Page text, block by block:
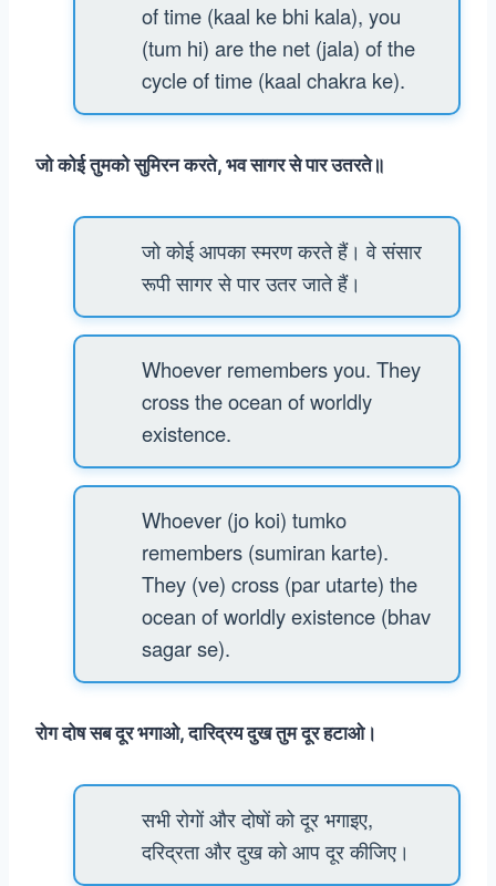
of time (kaal ke bhi kala), you
(tum hi) are the net (jala) of the
cycle of time (kaal chakra ke).
जो कोई तुमको सुमिरन करते, भव सागर से पार उतरते॥
जो कोई आपका स्मरण करते हैं। वे संसार
रूपी सागर से पार उतर जाते हैं।
Whoever remembers you. They
cross the ocean of worldly
existence.
Whoever (jo koi) tumko
remembers (sumiran karte).
They (ve) cross (par utarte) the
ocean of worldly existence (bhav
sagar se).
रोग दोष सब दूर भगाओ, दारिद्रय दुख तुम दूर हटाओ।
सभी रोगों और दोषों को दूर भगाइए,
दरिद्रता और दुख को आप दूर कीजिए।